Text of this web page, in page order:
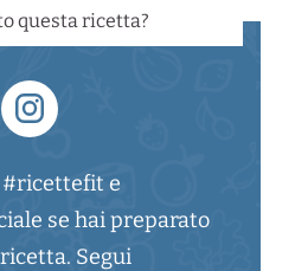
questa ricetta?
#ricettefit e
se hai preparato
Segui